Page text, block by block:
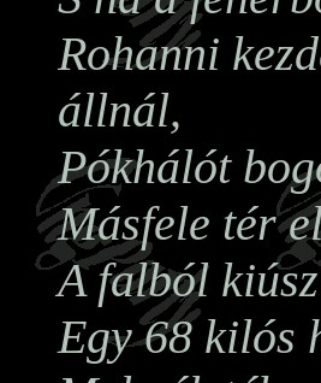
Rohanni
állnál,
Pókhálót
Másfele tér
A falból
Egy 68 kilós